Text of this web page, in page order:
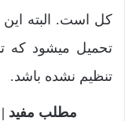
کل است. البته
تحمیل میشود که
تنظیم نشده باشد.
مطلب مفید |